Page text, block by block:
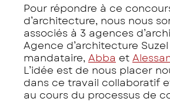
Pour répondre à ce
d’architecture, nous nous
associés à 3 agences
Agence d’architecture
mandataire, Abba et
L’idée est de nous placer
dans ce travail collaboratif
au cours du processus de